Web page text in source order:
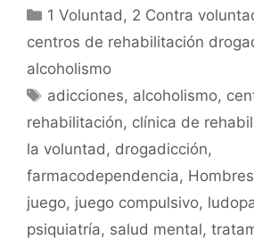
c
e
b
o
o
k
itt
er
ai
l
at
s
p
p
m
p
tir
Categorías
1 Voluntad , 2 Contra
centros de rehabilitación
alcoholismo
Etiquetas
adicciones, alcoholismo,
rehabilitación, clínica de
la voluntad , drogadicción,
farmacodependencia, Hombres
juego, juego compulsivo,
psiquiatría, salud mental,